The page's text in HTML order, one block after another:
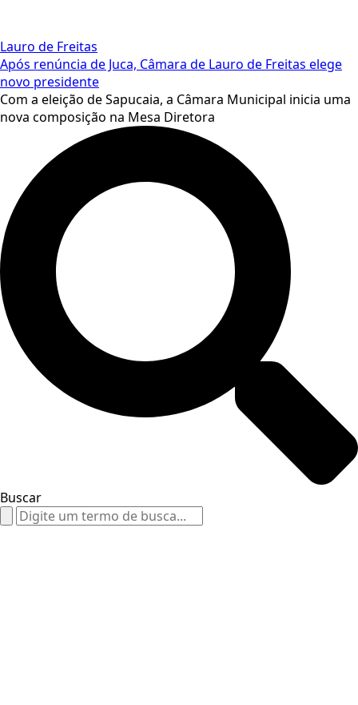
Lauro de Freitas
Após renúncia de Juca, Câmara de Lauro de Freitas elege
novo presidente
Com a eleição de Sapucaia, a Câmara Municipal inicia uma
nova composição na Mesa Diretora
Buscar
Search